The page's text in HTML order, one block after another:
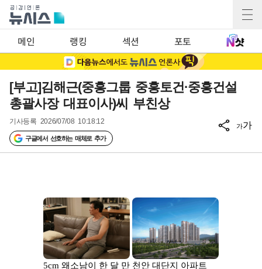
메인 랭킹 섹션 포토
[부고]김해근(중흥그룹 중흥토건·중흥건설
총괄사장 대표이사)씨 부친상
기사등록 2026/07/08 10:18:12
구글에서 선호하는 매체로 추가
가가